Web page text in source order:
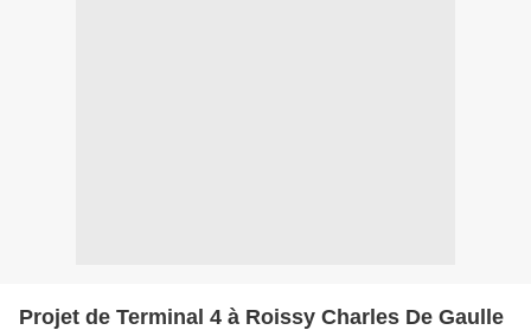
Projet de Terminal 4 à Roissy Charles De Gaulle